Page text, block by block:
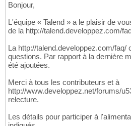
Bonjour,
L'équipe « Talend » a le plaisir de
de la http://talend.developpez.com/
La http://talend.developpez.com/faq/
questions. Par rapport à la dernière
été ajoutées.
Merci à tous les contributeurs et à
http://www.developpez.net/forums/
relecture.
Les détails pour participer à